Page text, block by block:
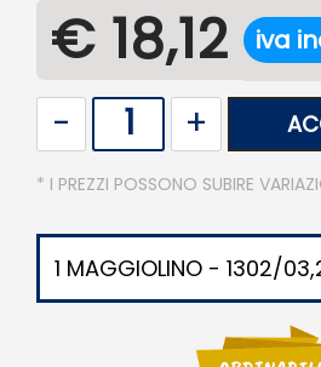
€ 18,12 iva
* I PREZZI POSSONO SUBIRE
1 MAGGIOLINO - 1302/